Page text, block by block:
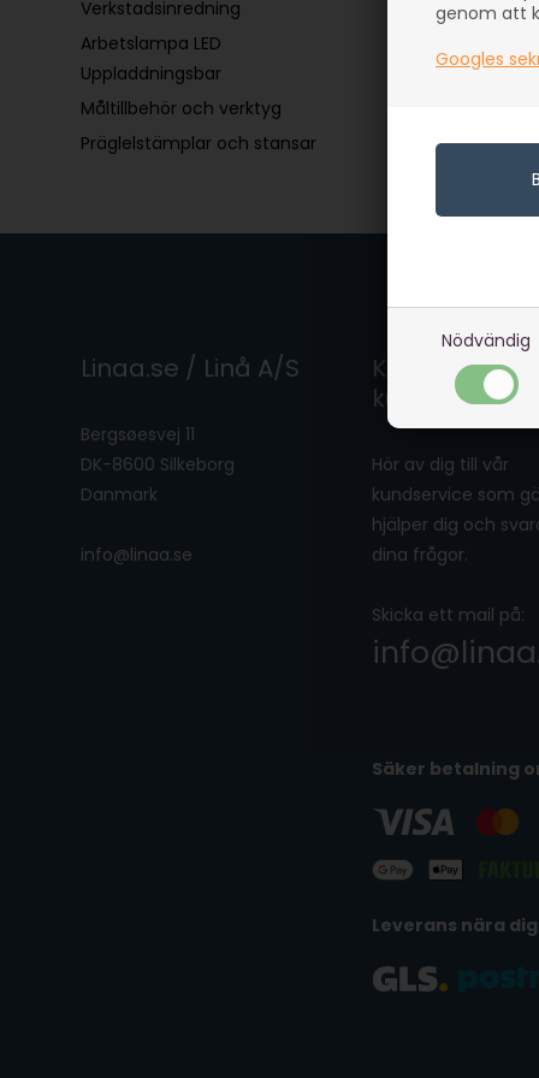
genom att
Googles
Nödvändig
Verkstadsinredning
Arbetslampa LED
Uppladdningsbar
Måltillbehör och verktyg
Präglelstämplar och stansar
Linaa.se / Linå A/S
Bergsøesvej 11
DK-8600 Silkeborg
Danmark
info@linaa.se
Kontakta
kundservice
Hör av dig till vår
kundservice som
hjälper dig och
dina frågor.
Skicka ett mail på:
Säker betalning
Leverans nära